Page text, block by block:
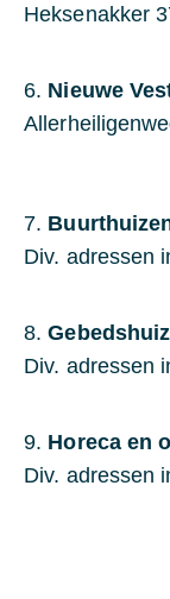
Heksenakker
6. Nieuwe
7.
Div. adressen
8.
Div. adressen
9. Horeca en
Div. adressen